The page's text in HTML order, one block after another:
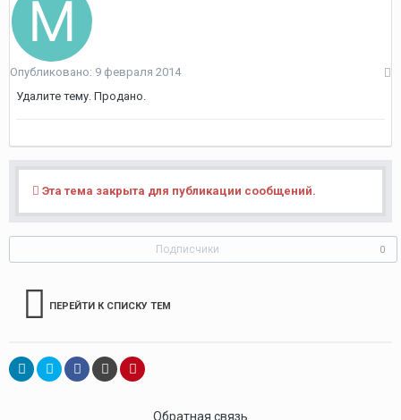
Опубликовано: 9 февраля 2014
Удалите тему. Продано.
Эта тема закрыта для публикации сообщений.
Подписчики 0
ПЕРЕЙТИ К СПИСКУ ТЕМ
Обратная связь